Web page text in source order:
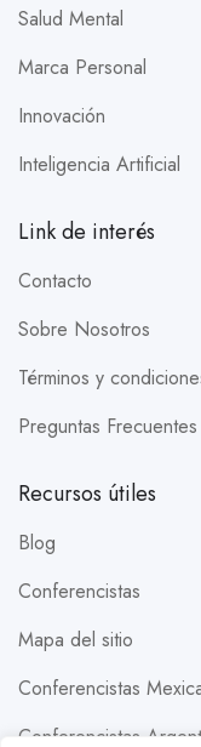
Salud Mental
Marca Personal
Innovación
Inteligencia Artificial
Link de interés
Contacto
Sobre Nosotros
Términos y
Preguntas Frecuentes
Recursos útiles
Blog
Conferencistas
Mapa del sitio
Conferencistas
Conferencistas